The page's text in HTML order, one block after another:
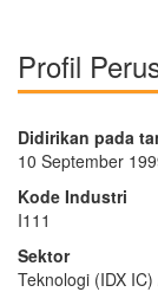
Profil
Didirikan pada
10 September
Kode Industri
I111
Sektor
Teknologi (IDX IC)